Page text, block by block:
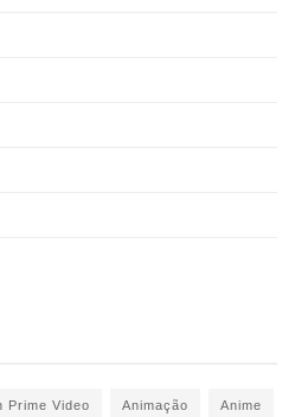
Prime Video Animação Anime